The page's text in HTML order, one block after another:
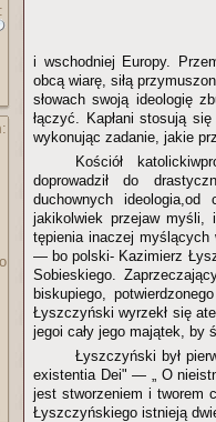
:
i wschodniej Europy.
obcą wiarę, siłą
słowach swoją ideologię
łączyć. Kapłani stosują
wykonując zadanie, jakie
Kościół
doprowadził do
duchownych
jakikolwiek przejaw myśli,
tępienia inaczej
— bo polski- Kazimierz
Sobieskiego.
biskupiego,
Łyszczyński wyrzekł się
jegoi cały jego majątek, by
Łyszczyński był
existentia Dei" — „ O
jest stworzeniem i tworem
Łyszczyńskiego istnieją